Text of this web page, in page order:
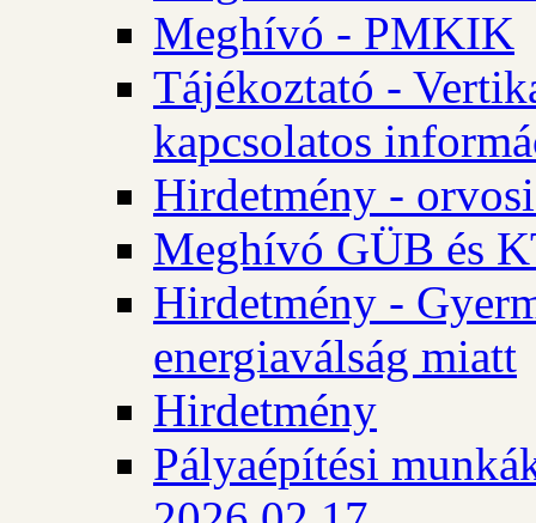
Meghívó - PMKIK
Tájékoztató -
kapcsolatos
Hirdetmény -
Meghívó GÜB és
Hirdetmény -
energiaválság miatt
Hirdetmény
Pályaépítési